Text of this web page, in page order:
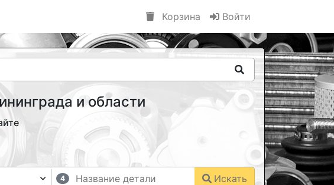
Корзина Войти
и области
4 Искать